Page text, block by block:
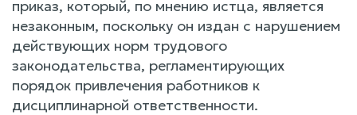
приказ, который, по мнению истца, является
незаконным, поскольку он издан с нарушением
действующих норм трудового
законодательства, регламентирующих
порядок привлечения работников к
дисциплинарной ответственности.